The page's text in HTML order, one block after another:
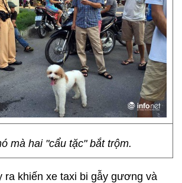
mà hai "cẩu tặc" bắt trộm.
ra khiến xe taxi bi gẫy gương và